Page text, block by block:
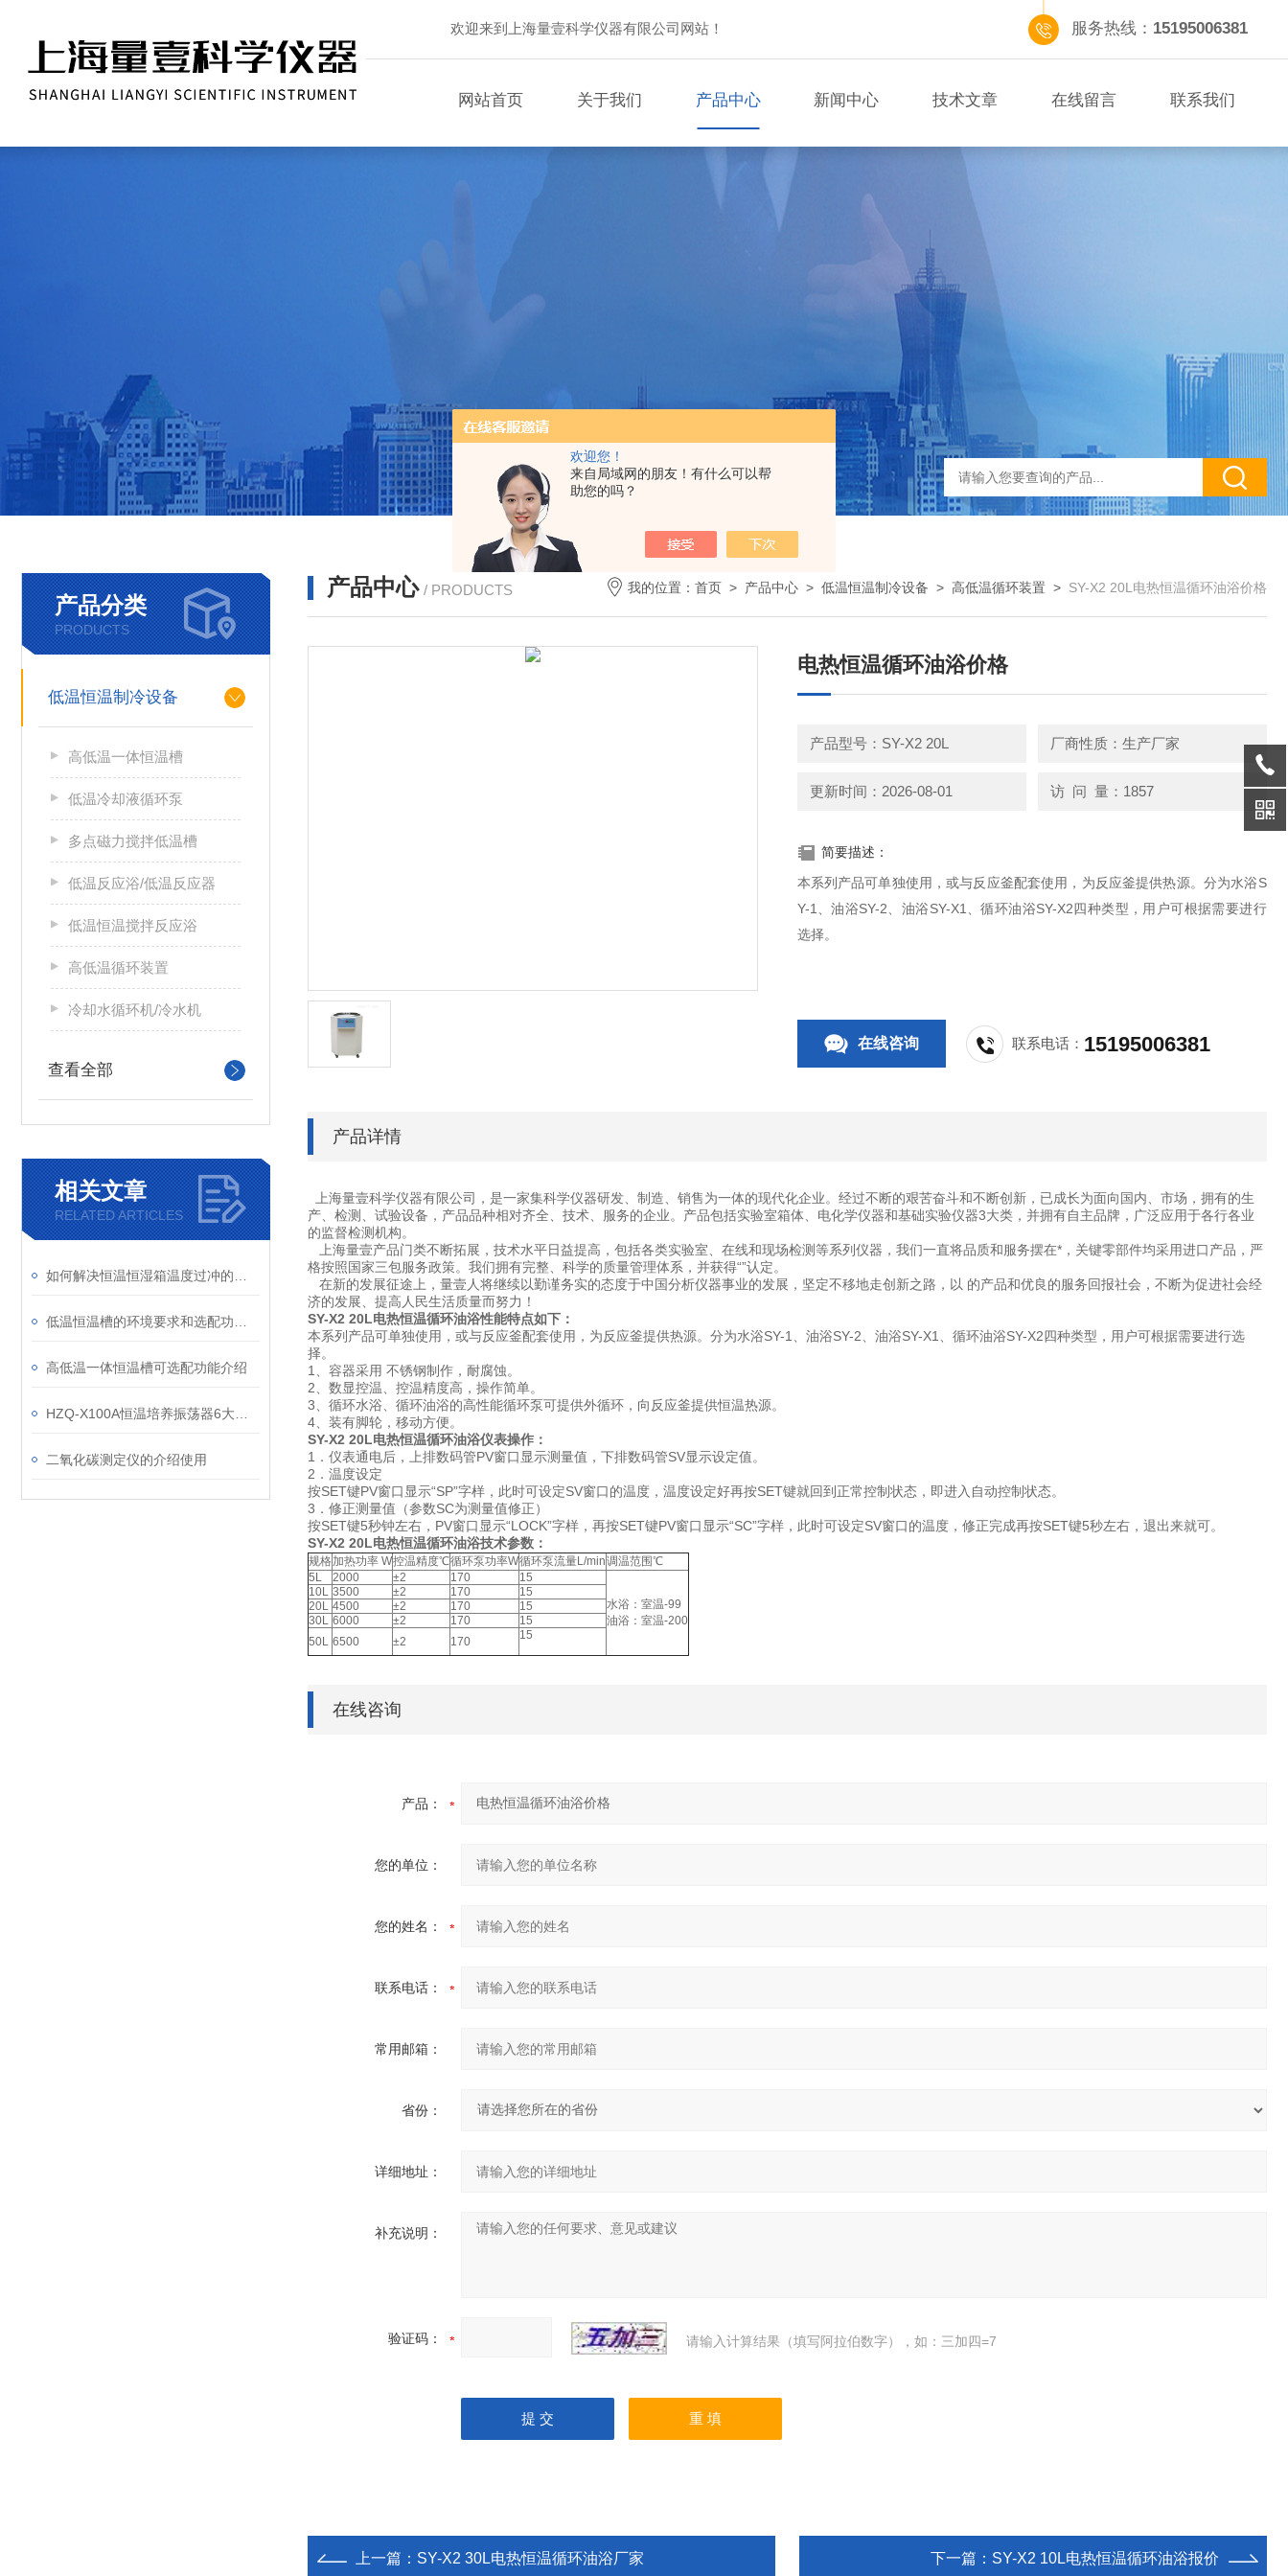
欢迎您！
来自局域网的朋友！有什么可以帮
助您的吗？
欢迎来到上海量壹科学仪器有限公司网站！ 服务热线： 15195006381
网站首页 关于我们 产品中心 新闻中心 技术文章 在线留言 联系我们
产品分类
PRODUCTS
低温恒温制冷设备
高低温一体恒温槽
低温冷却液循环泵
多点磁力搅拌低温槽
低温反应浴/低温反应器
低温恒温搅拌反应浴
高低温循环装置
冷却水循环机/冷水机
查看全部
相关文章
RELATED ARTICLES
高低温一体恒温槽可选配功能介绍
二氧化碳测定仪的介绍使用
产品中心 / PRODUCTS 我的位置： 首页 > 产品中心 > 低温恒温制冷设备 > 高低温循环装置 > SY-X2 20L电热恒温循环油浴价格
电热恒温循环油浴价格
产品型号：SY-X2 20L 厂商性质：生产厂家
更新时间：2026-08-01 访 问 量：1857
简要描述：
本系列产品可单独使用，或与反应釜配套使用，为反应釜提供热源。分为水浴S
Y-1、油浴SY-2、油浴SY-X1、循环油浴SY-X2四种类型，用户可根据需要进行
选择。
在线咨询 联系电话： 15195006381
产品详情
上海量壹科学仪器有限公司，是一家集科学仪器研发、制造、销售为一体的现代化企业。经过不断的艰苦奋斗和不断创新，已成长为面向国内、市场，拥有的生
产、检测、试验设备，产品品种相对齐全、技术、服务的企业。产品包括实验室箱体、电化学仪器和基础实验仪器3大类，并拥有自主品牌，广泛应用于各行各业
的监督检测机构。
上海量壹产品门类不断拓展，技术水平日益提高，包括各类实验室、在线和现场检测等系列仪器，我们一直将品质和服务摆在*，关键零部件均采用进口产品，严
格按照国家三包服务政策。我们拥有完整、科学的质量管理体系，并获得“”认定。
在新的发展征途上，量壹人将继续以勤谨务实的态度于中国分析仪器事业的发展，坚定不移地走创新之路，以 的产品和优良的服务回报社会，不断为促进社会经
济的发展、提高人民生活质量而努力！
SY-X2 20L电热恒温循环油浴性能特点如下：
本系列产品可单独使用，或与反应釜配套使用，为反应釜提供热源。分为水浴SY-1、油浴SY-2、油浴SY-X1、循环油浴SY-X2四种类型，用户可根据需要进行选
择。
1、容器采用 不锈钢制作，耐腐蚀。
2、数显控温、控温精度高，操作简单。
3、循环水浴、循环油浴的高性能循环泵可提供外循环，向反应釜提供恒温热源。
4、装有脚轮，移动方便。
SY-X2 20L电热恒温循环油浴仪表操作：
1．仪表通电后，上排数码管PV窗口显示测量值，下排数码管SV显示设定值。
2．温度设定
按SET键PV窗口显示“SP”字样，此时可设定SV窗口的温度，温度设定好再按SET键就回到正常控制状态，即进入自动控制状态。
3．修正测量值（参数SC为测量值修正）
按SET键5秒钟左右，PV窗口显示“LOCK”字样，再按SET键PV窗口显示“SC”字样，此时可设定SV窗口的温度，修正完成再按SET键5秒左右，退出来就可。
SY-X2 20L电热恒温循环油浴技术参数：
规格加热功率 W控温精度℃循环泵功率W循环泵流量L/min调温范围℃
5L
2000 ±2 170
15
水浴：室温-99
油浴：室温-200
10L 3500 ±2 170
15
20L 4500 ±2 170
15
30L 6000 ±2 170
15
50L 6500 ±2 170 15
在线咨询
产品：
您的单位：
您的姓名：
联系电话：
常用邮箱：
省份：
详细地址：
补充说明：
验证码： 请输入计算结果（填写阿拉伯数字），如：三加四=7
上一篇： SY-X2 30L电热恒温循环油浴厂家 下一篇： SY-X2 10L电热恒温循环油浴报价